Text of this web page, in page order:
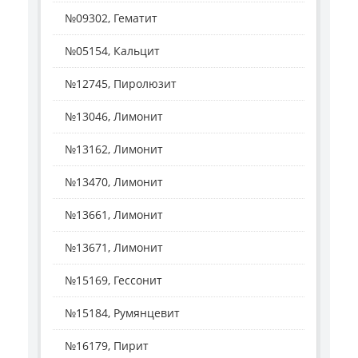
№09302, Гематит
№05154, Кальцит
№12745, Пиролюзит
№13046, Лимонит
№13162, Лимонит
№13470, Лимонит
№13661, Лимонит
№13671, Лимонит
№15169, Гессонит
№15184, Румянцевит
№16179, Пирит